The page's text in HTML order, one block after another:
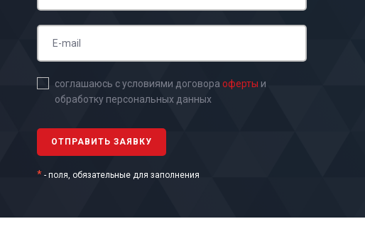
соглашаюсь с условиями договора оферты и
обработку персональных данных
* - поля, обязательные для заполнения